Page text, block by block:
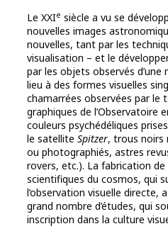
Le XXIe siècle a vu se
nouvelles images
nouvelles, tant par les
visualisation – et le
par les objets observés
lieu à des formes visuelles
chamarrées observées par le
graphiques de l’Observatoire
couleurs psychédéliques
le satellite Spitzer, trous noirs
ou photographiés, astres
rovers, etc.). La fabrication
scientifiques du cosmos, qui
l’observation visuelle directe, a
grand nombre d’études, qui
inscription dans la culture